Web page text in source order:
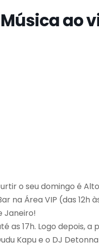
ao
o seu domingo é
na Área VIP (das 12h
Janeiro!
as 17h. Logo depois, a
Kapu e o DJ